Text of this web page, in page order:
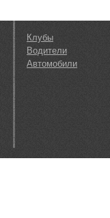
Клубы
Водители
Автомобили